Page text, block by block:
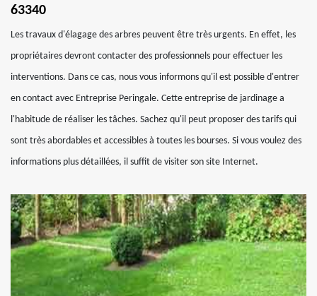
63340
Les travaux d'élagage des arbres peuvent être très urgents. En effet, les
propriétaires devront contacter des professionnels pour effectuer les
interventions. Dans ce cas, nous vous informons qu'il est possible d'entrer
en contact avec Entreprise Peringale. Cette entreprise de jardinage a
l'habitude de réaliser les tâches. Sachez qu'il peut proposer des tarifs qui
sont très abordables et accessibles à toutes les bourses. Si vous voulez des
informations plus détaillées, il suffit de visiter son site Internet.